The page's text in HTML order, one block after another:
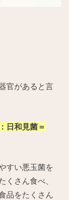
官があると言
日和見菌＝
すい悪玉菌を
くさん食べ、
品をたくさん